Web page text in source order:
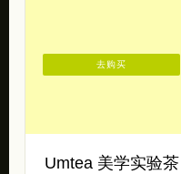
Umtea 美学实验茶
去购买